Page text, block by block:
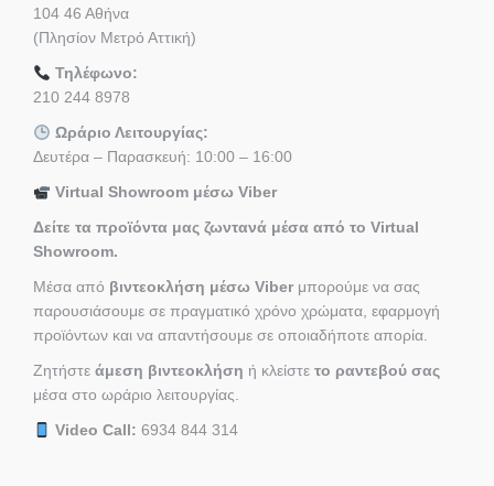
104 46 Αθήνα
(Πλησίον Μετρό Αττική)
Τηλέφωνο:
210 244 8978
Ωράριο Λειτουργίας:
Δευτέρα – Παρασκευή: 10:00 – 16:00
Virtual Showroom μέσω Viber
Δείτε τα προϊόντα μας ζωντανά μέσα από το Virtual
Showroom.
Μέσα από βιντεοκλήση μέσω Viber μπορούμε να σας
παρουσιάσουμε σε πραγματικό χρόνο χρώματα, εφαρμογή
προϊόντων και να απαντήσουμε σε οποιαδήποτε απορία.
Ζητήστε άμεση βιντεοκλήση ή κλείστε το ραντεβού σας
μέσα στο ωράριο λειτουργίας.
Video Call: 6934 844 314